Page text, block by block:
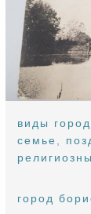
виды
семье
город